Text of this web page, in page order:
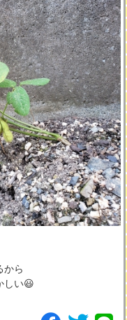
から
しい😃